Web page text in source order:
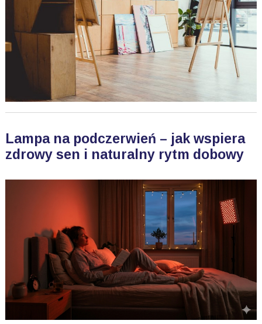
Lampa na podczerwień – jak wspiera
zdrowy sen i naturalny rytm dobowy